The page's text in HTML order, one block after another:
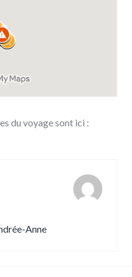
du voyage sont ici :
Anne